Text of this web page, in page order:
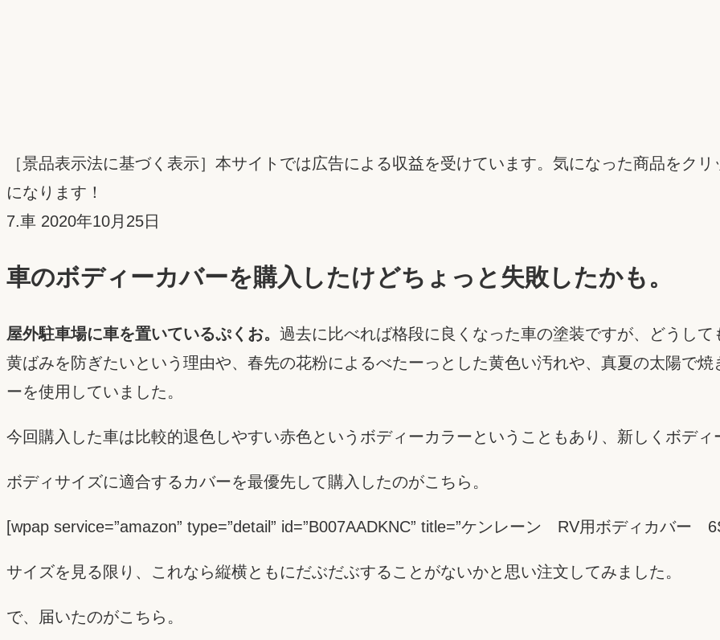
［景品表示法に基づく表示］本サイトでは広告による収益を受けています。気になった商品をク
になります！
7.車 投
日：
2020年10月25日
車のボディーカバーを購入したけどちょっと失敗したかも。
屋外駐車場に車を置いているぷくお。 過去に比べれば格段に良くなった車の塗装ですが、どうし
黄ばみを防ぎたいという理由や、春先の花粉によるべたーっとした黄色い汚れや、真夏の太陽で
ーを使用していました。
今回購入した車は比較的退色しやすい赤色というボディーカラーということもあり、新しくボデ
ボディサイズに適合するカバーを最優先して購入したのがこちら。
[wpap service=”amazon” type=”detail” id=”B007AADKNC” title=”ケンレーン RV用ボディカバ
サイズを見る限り、これなら縦横ともにだぶだぶすることがないかと思い注文してみました。
で、届いたのがこちら。